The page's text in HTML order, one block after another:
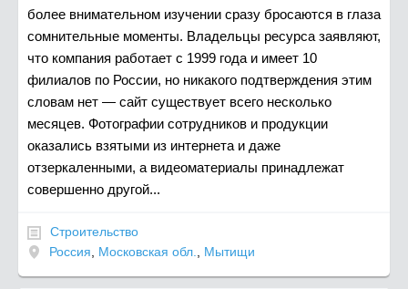
более внимательном изучении сразу бросаются в глаза
сомнительные моменты. Владельцы ресурса заявляют,
что компания работает с 1999 года и имеет 10
филиалов по России, но никакого подтверждения этим
словам нет — сайт существует всего несколько
месяцев. Фотографии сотрудников и продукции
оказались взятыми из интернета и даже
отзеркаленными, а видеоматериалы принадлежат
совершенно другой...
Строительство
Россия
Московская обл. Мытищи